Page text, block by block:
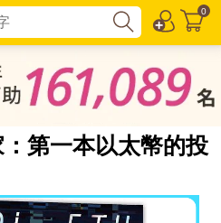
0
第一本以太幣的投